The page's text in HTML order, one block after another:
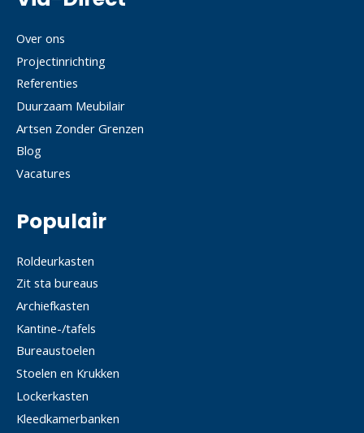
Over ons
Projectinrichting
Referenties
Duurzaam Meubilair
Artsen Zonder Grenzen
Blog
Vacatures
Populair
Roldeurkasten
Zit sta bureaus
Archiefkasten
Kantine-/tafels
Bureaustoelen
Stoelen en Krukken
Lockerkasten
Kleedkamerbanken